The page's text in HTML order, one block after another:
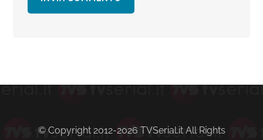
primaria
© Copyright 2012-2026 TVSerial.it All Rights